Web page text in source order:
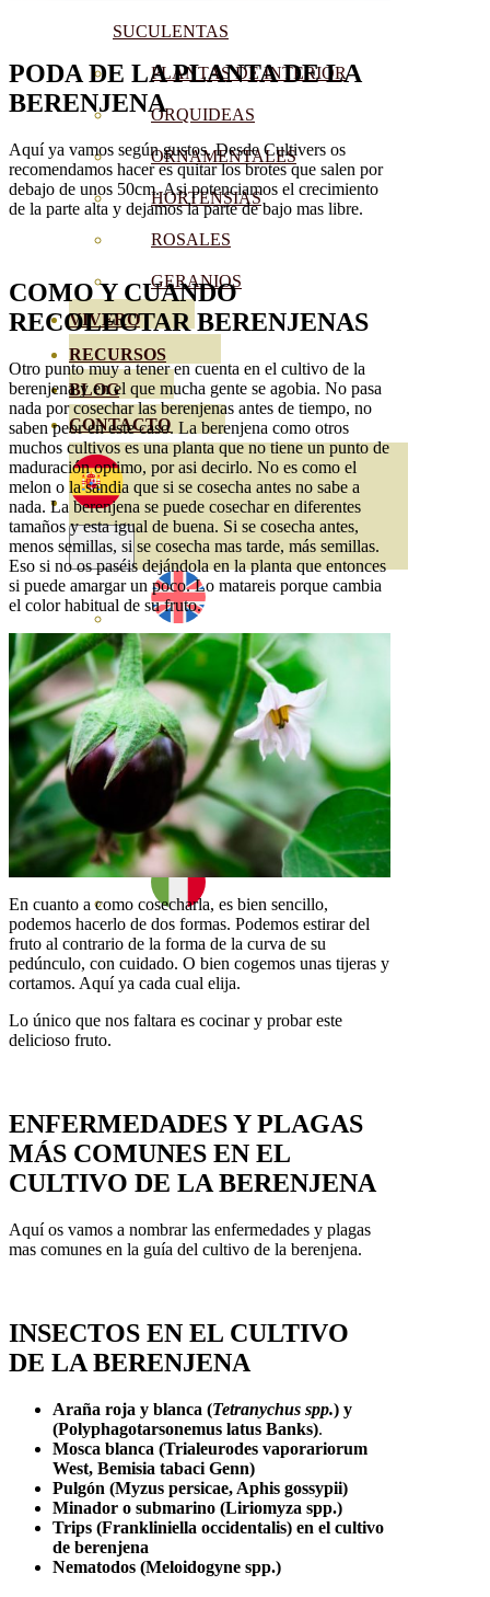
SUCULENTAS
PLANTAS DE INTERIOR
ORQUIDEAS
ORNAMENTALES
HORTENSIAS
ROSALES
GERANIOS
VIVERO
RECURSOS
BLOG
CONTACTO
PODA DE LA PLANTADE LA
BERENJENA
Aquí ya vamos según gustos. Desde Cultivers os
recomendamos hacer es quitar los brotes que salen por
debajo de unos 50cm. Asi potenciamos el crecimiento
de la parte alta y dejamos la parte de bajo mas libre.
COMO Y CUANDO
RECOLECTARBERENJENAS
Otro punto muy a tener en cuenta en el cultivo de la
berenjena y en el que mucha gente se agobia. No pasa
nada por cosechar las berenjenas antes de tiempo, no
saben peor en este caso. La berenjena como otros
muchos cultivos es una planta que no tiene un punto de
maduración optimo, por asi decirlo. No es como el
melon o la sandia que si se cosecha antes no sabe a
nada. La berenjena se puede cosechar en diferentes
tamaños y esta igual de buena. Si se cosecha antes,
menos semillas, si se cosecha mas tarde, más semillas.
Eso si no os paséis dejándola en la planta que entonces
si puede amargar un poco. Lo matareis porque cambia
el color habitual de su fruto.
En cuanto a como cosecharla, es bien sencillo,
podemos hacerlo de dos formas. Podemos estirar del
fruto al contrario de la forma de la curva de su
pedúnculo, con cuidado. O bien cogemos unas tijeras y
cortamos. Aquí ya cada cual elija.
Lo único que nos faltara es cocinar y probar este
delicioso fruto.
ENFERMEDADES Y PLAGAS
MÁS COMUNES EN EL
CULTIVO DE LA BERENJENA
Aquí os vamos a nombrar las enfermedades y plagas
mas comunes en la guía del cultivo de la berenjena.
INSECTOS EN EL CULTIVO
DE LA BERENJENA
Araña roja y blanca (Tetranychus spp.) y
(Polyphagotarsonemus latus Banks).
Mosca blanca (Trialeurodes vaporariorum
West, Bemisia tabaci Genn)
Pulgón (Myzus persicae, Aphis gossypii)
Minador o submarino (Liriomyza spp.)
Trips (Frankliniella occidentalis) en el cultivo
de berenjena
Nematodos (Meloidogyne spp.)